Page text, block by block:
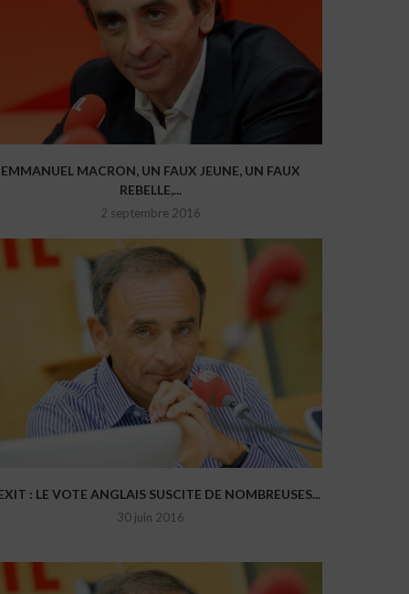
EMMANUEL MACRON, UN FAUX JEUNE, UN FAUX
REBELLE,...
2 septembre 2016
: LE VOTE ANGLAIS SUSCITE DE NOMBREUSES...
30 juin 2016